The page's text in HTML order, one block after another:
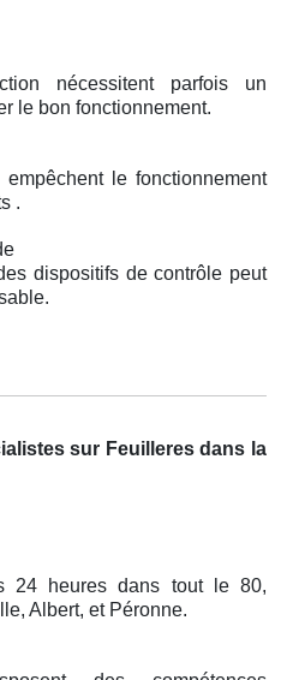
nécessitent parfois un
le bon fonctionnement.
le fonctionnement
.
dispositifs de contrôle peut
sur Feuilleres dans la
24 heures dans tout le 80,
Albert, et Péronne.